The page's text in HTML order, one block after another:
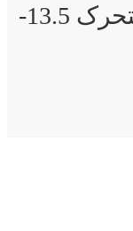
برچسب محصول: برقو متحرک 13.5-